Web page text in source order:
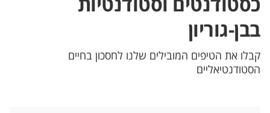
כסטודנטים וסטודנטיות
בבן-גוריון
קבלו את הטיפים המובילים שלנו לחסכון בחיים
הסטודנטיאליים